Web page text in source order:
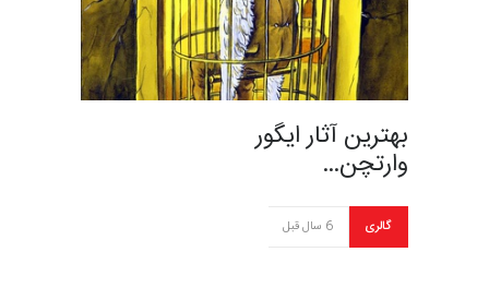
بهترین آثار ایگور
وارتچن…
گالری 6 سال قبل